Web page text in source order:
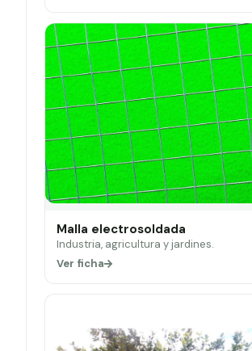
Malla electrosoldada
Industria, agricultura y jardines.
Ver ficha